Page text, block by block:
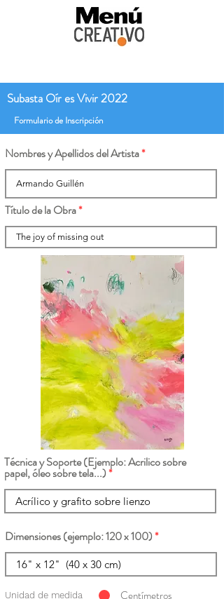
Subasta Oír es Vivir 2022
Formulario de Inscripción
Nombres y Apellidos del Artista
Título de la Obra
Técnica y Soporte (Ejemplo: Acrilico sobre
papel, óleo sobre tela...)
Dimensiones (ejemplo: 120 x 100)
Unidad de medida Centímetros